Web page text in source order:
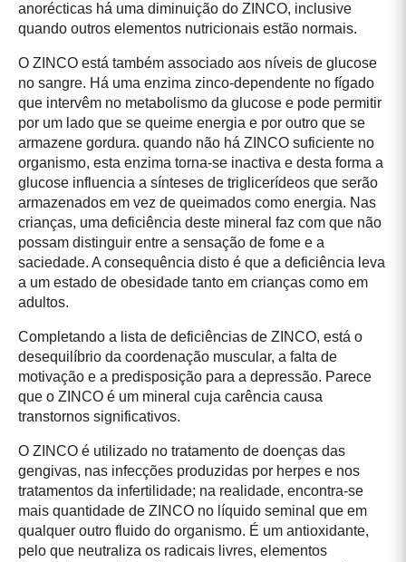
anorécticas há uma diminuição do ZINCO, inclusive
quando outros elementos nutricionais estão normais.
O ZINCO está também associado aos níveis de glucose
no sangre. Há uma enzima zinco-dependente no fígado
que intervêm no metabolismo da glucose e pode permitir
por um lado que se queime energia e por outro que se
armazene gordura. quando não há ZINCO suficiente no
organismo, esta enzima torna-se inactiva e desta forma a
glucose influencia a sínteses de triglicerídeos que serão
armazenados em vez de queimados como energia. Nas
crianças, uma deficiência deste mineral faz com que não
possam distinguir entre a sensação de fome e a
saciedade. A consequência disto é que a deficiência leva
a um estado de obesidade tanto em crianças como em
adultos.
Completando a lista de deficiências de ZINCO, está o
desequilíbrio da coordenação muscular, a falta de
motivação e a predisposição para a depressão. Parece
que o ZINCO é um mineral cuja carência causa
transtornos significativos.
O ZINCO é utilizado no tratamento de doenças das
gengivas, nas infecções produzidas por herpes e nos
tratamentos da infertilidade; na realidade, encontra-se
mais quantidade de ZINCO no líquido seminal que em
qualquer outro fluido do organismo. É um antioxidante,
pelo que neutraliza os radicais livres, elementos